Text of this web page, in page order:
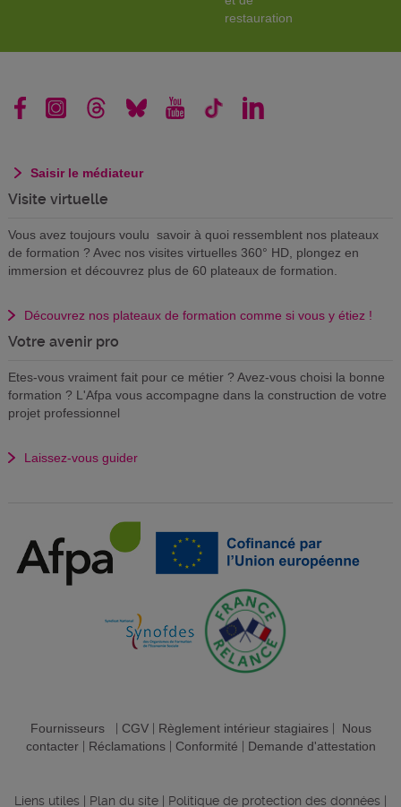
restauration
Saisir le médiateur
Visite virtuelle
Vous avez toujours voulu savoir à quoi ressemblent nos plateaux
de formation ? Avec nos visites virtuelles 360° HD, plongez en
immersion et découvrez plus de 60 plateaux de formation.
Découvrez nos plateaux de formation comme si vous y étiez !
Votre avenir pro
Etes-vous vraiment fait pour ce métier ? Avez-vous choisi la bonne
formation ? L'Afpa vous accompagne dans la construction de votre
projet professionnel
Laissez-vous guider
Fournisseurs| CGV| Règlement intérieur stagiaires| Nous
contacter| Réclamations| Conformité Demande d'attestation
Liens utiles Plan du site Politique de protection des données